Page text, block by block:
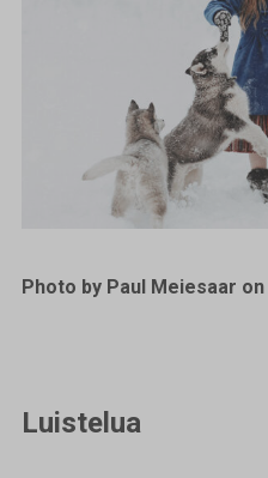
Photo by Paul Meiesaar on
Luistelua